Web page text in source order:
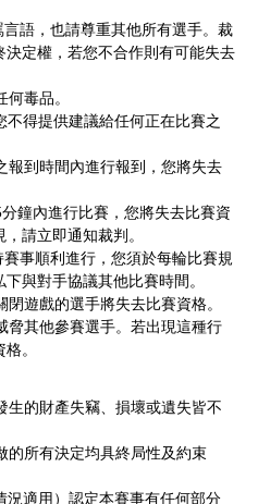
語，也請尊重其他所有選手。裁
決定權，若您不合作則有可能失去
毒品。
得提供建議給任何正在比賽之
報到時間內進行報到，您將失去
鐘內進行比賽，您將失去比賽資
請立即通知裁判。
事順利進行，您須於每輪比賽規
與對手協議其他比賽時間。
遊戲的選手將失去比賽資格。
脅其他參賽選手。若出現這種行
。
生的財產失竊、損壞或遺失皆不
的所有決定均具終局性及約束
況適用）認定本賽事有任何部分